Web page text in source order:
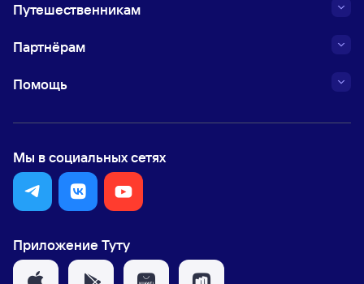
Путешественникам
Партнёрам
Помощь
Мы в социальных сетях
Приложение Туту